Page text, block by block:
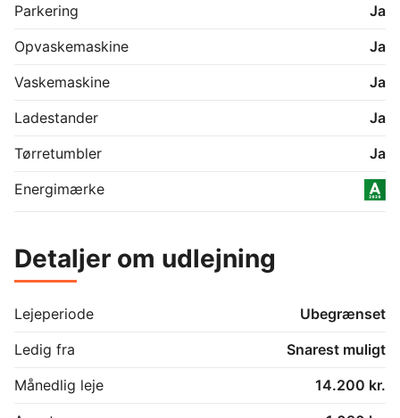
Parkering
Ja
Opvaskemaskine
Ja
Vaskemaskine
Ja
Ladestander
Ja
Tørretumbler
Ja
Energimærke
Detaljer om udlejning
Lejeperiode
Ubegrænset
Ledig fra
Snarest muligt
Månedlig leje
14.200 kr.